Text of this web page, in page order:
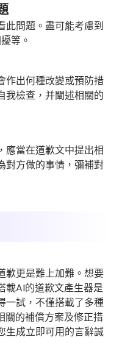
此問題。盡可能考慮到
等。
作出何種改變或預防措
我檢查，并闡述相關的
應當在道歉文中提出相
對方做的事情，彌補對
歉更是難上加難。想要
載AI的道歉文產生器是
試，不僅搭載了多種
關的補償方案及修正措
生成立即可用的言辭誠